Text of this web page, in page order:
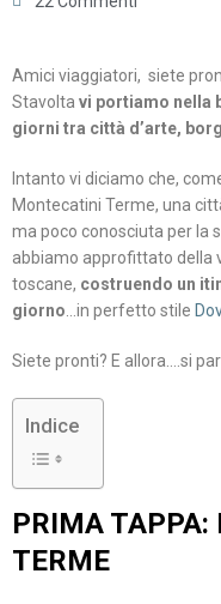
Amici viaggiatori, siete
Stavolta vi portiamo nella
giorni tra città d’arte,
Intanto vi diciamo che,
Montecatini Terme, una
ma poco conosciuta per la
abbiamo approfittato della
toscane, costruendo un
giorno…in perfetto stile
Siete pronti? E allora….si
Indice
PRIMA
TERME